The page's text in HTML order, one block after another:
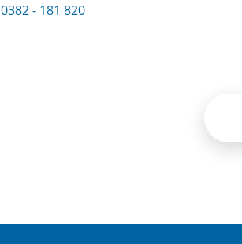
0382 - 181 820